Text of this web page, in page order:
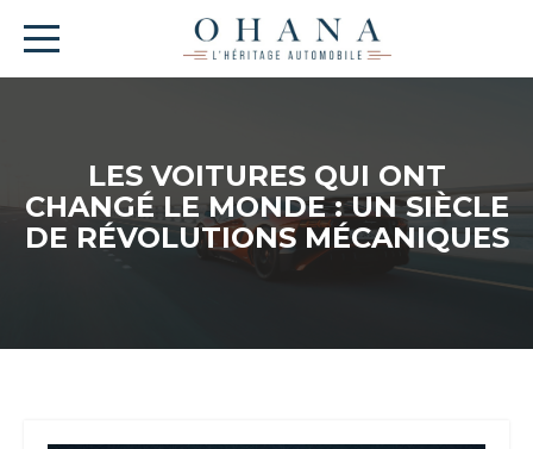
LES VOITURES QUI ONT
CHANGÉ LE MONDE : UN SIÈCLE
DE RÉVOLUTIONS MÉCANIQUES